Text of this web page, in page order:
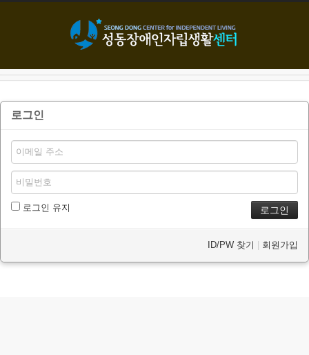
로그인
로그인 유지
ID/PW 찾기 회원가입